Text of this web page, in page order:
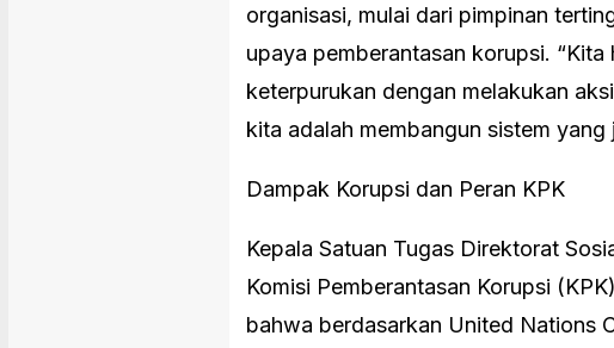
organisasi, mulai dari pimpinan
upaya pemberantasan korupsi.
keterpurukan dengan melakukan
kita adalah membangun sistem
Dampak Korupsi dan Peran KPK
Kepala Satuan Tugas Direktorat
Komisi Pemberantasan Korupsi
bahwa berdasarkan United Nations